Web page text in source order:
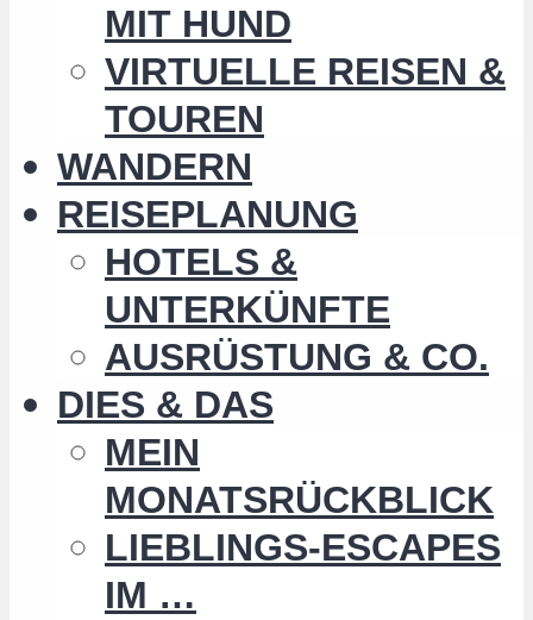
MIT HUND
VIRTUELLE REISEN &
TOUREN
WANDERN
REISEPLANUNG
HOTELS &
UNTERKÜNFTE
AUSRÜSTUNG & CO.
DIES & DAS
MEIN
MONATSRÜCKBLICK
LIEBLINGS-ESCAPES
IM …